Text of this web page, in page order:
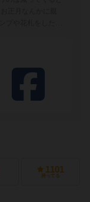
1101
持ってる